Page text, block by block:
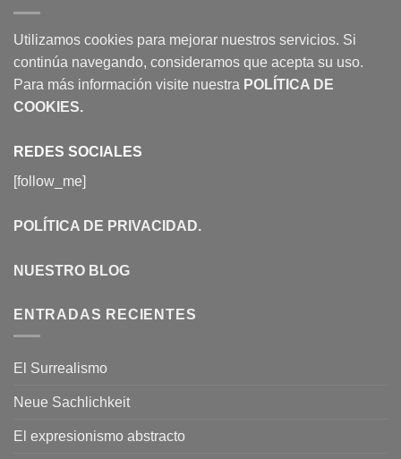
Utilizamos cookies para mejorar nuestros servicios. Si
continúa navegando, consideramos que acepta su uso.
Para más información visite nuestra POLÍTICA DE
COOKIES.
REDES SOCIALES
[follow_me]
POLÍTICA DE PRIVACIDAD.
NUESTRO BLOG
ENTRADAS RECIENTES
El Surrealismo
Neue Sachlichkeit
El expresionismo abstracto